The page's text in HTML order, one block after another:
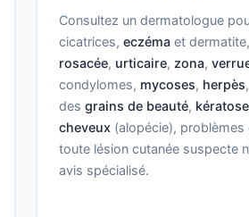
Consultez un dermatologue
cicatrices,eczéma et dermatite,
rosacée, urticaire, zona,
condylomes, mycoses, herpès
desgrains de beauté,
cheveux (alopécie),
toute lésion cutanée suspecte
avis spécialisé.